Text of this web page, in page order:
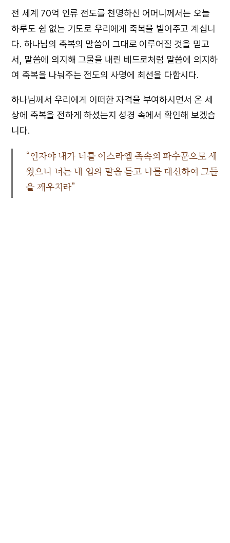
전 세계 70억 인류 전도를 천명하신 어머니께서는 오늘
하루도 쉼 없는 기도로 우리에게 축복을 빌어주고 계십니
다. 하나님의 축복의 말씀이 그대로 이루어질 것을 믿고
서, 말씀에 의지해 그물을 내린 베드로처럼 말씀에 의지하
여 축복을 나눠주는 전도의 사명에 최선을 다합시다.
하나님께서 우리에게 어떠한 자격을 부여하시면서 온 세
상에 축복을 전하게 하셨는지 성경 속에서 확인해 보겠습
니다.
“인자야 내가 너를 이스라엘 족속의 파수꾼으로 세
웠으니 너는 내 입의 말을 듣고 나를 대신하여 그들
을 깨우치라”